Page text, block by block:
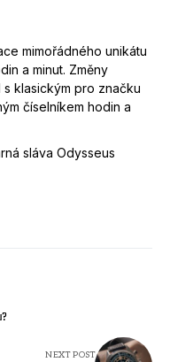
mimořádného unikátu
a minut. Změny
s klasickým pro značku
číselníkem hodin a
sláva Odysseus
NEXT POST